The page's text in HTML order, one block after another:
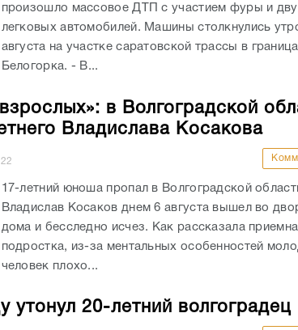
произошло массовое ДТП с участием фуры и
легковых автомобилей. Машины столкнулись
августа на участке саратовской трассы в
Белогорка. - В...
в Волгоградской
Владислава Косакова
17-летний юноша пропал в Волгоградской
Владислав Косаков днем 6 августа вышел во
дома и бесследно исчез. Как рассказала
подростка, из-за ментальных особенностей
человек плохо...
утонул 20-летний волгоградец